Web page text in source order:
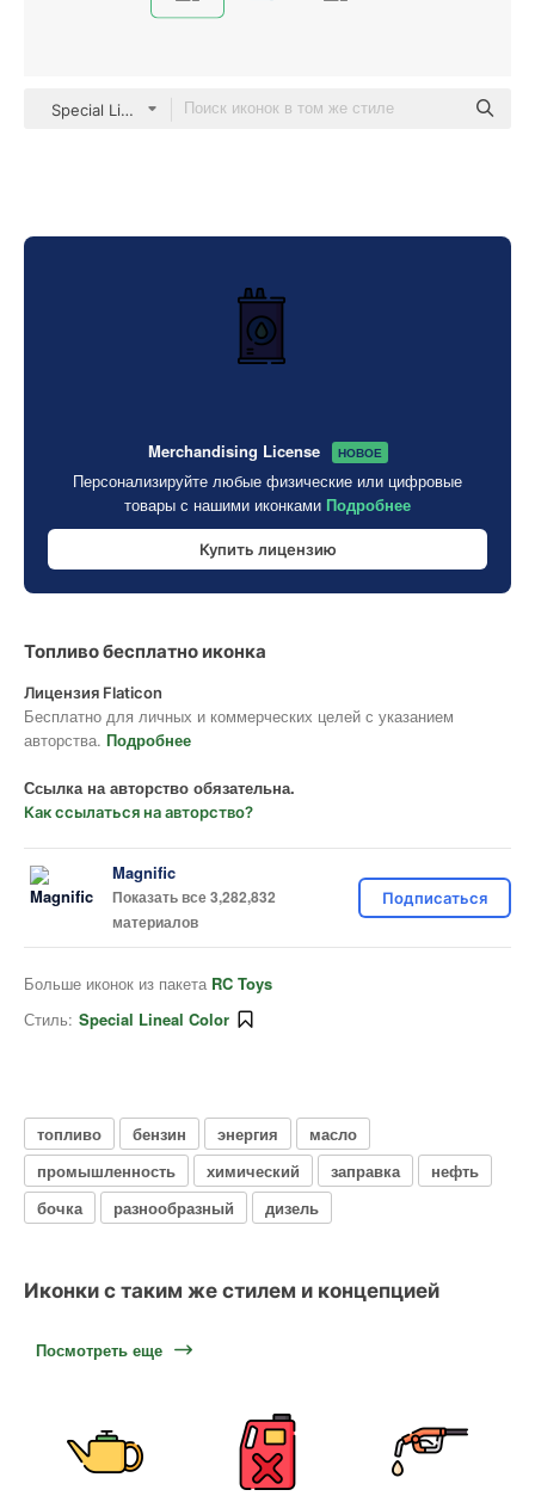
Special Lineal color
Merchandising License НОВОЕ
Персонализируйте любые физические или цифровые
товары с нашими иконками Подробнее
Купить лицензию
Топливо бесплатно иконка
Лицензия Flaticon
Бесплатно для личных и коммерческих целей с указанием
авторства. Подробнее
Ссылка на авторство обязательна.
Как ссылаться на авторство?
Magnific
Показать все 3,282,832
материалов
Подписаться
Больше иконок из пакета RC Toys
Стиль: Special Lineal Color
топливо бензин энергия
масло
промышленность
химический заправка
нефть
бочка
разнообразный дизель
Иконки с таким же стилем и концепцией
Посмотреть еще